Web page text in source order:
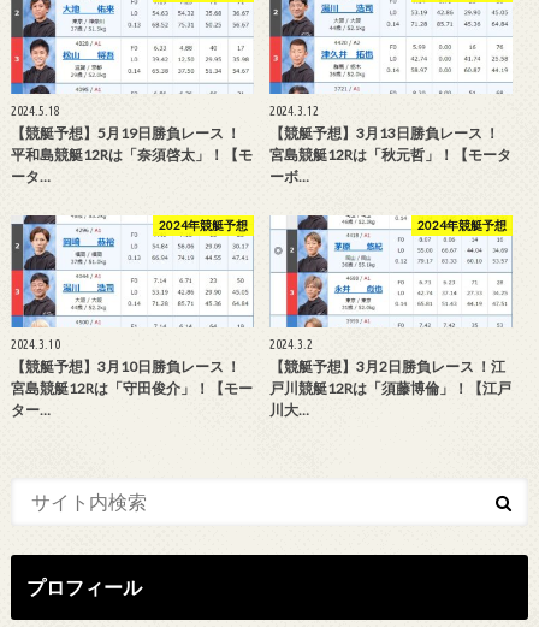
2024.5.18
【競艇予想】5月19日勝負レース ！
平和島競艇12Rは「奈須啓太」！【モ
ータ…
2024.3.12
【競艇予想】3月13日勝負レース ！
宮島競艇12Rは「秋元哲」！【モータ
ーボ…
2024年競艇予想
2024.3.10
【競艇予想】3月10日勝負レース ！
宮島競艇12Rは「守田俊介」！【モー
ター…
2024年競艇予想
2024.3.2
【競艇予想】3月2日勝負レース ！江
戸川競艇12Rは「須藤博倫」！【江戸
川大…
プロフィール